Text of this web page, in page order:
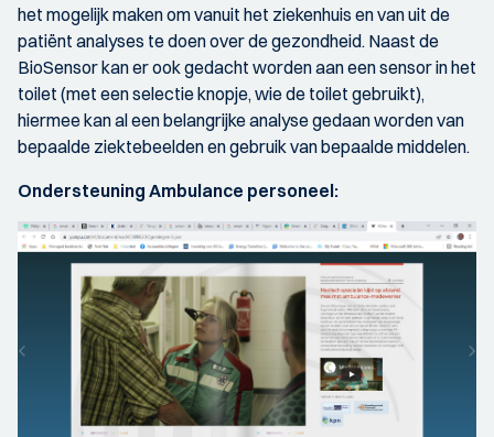
het mogelijk maken om vanuit het ziekenhuis en van uit de
patiënt analyses te doen over de gezondheid. Naast de
BioSensor kan er ook gedacht worden aan een sensor in het
toilet (met een selectie knopje, wie de toilet gebruikt),
hiermee kan al een belangrijke analyse gedaan worden van
bepaalde ziektebeelden en gebruik van bepaalde middelen.
Ondersteuning Ambulance personeel: